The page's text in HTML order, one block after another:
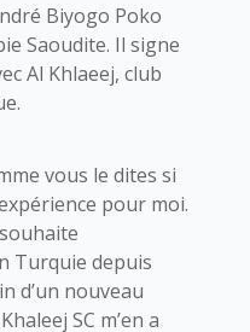
Biyogo Poko
Saoudite. Il signe
Al Khlaeej, club
vous le dites si
pour moi.
Turquie depuis
d’un nouveau
SC m’en a